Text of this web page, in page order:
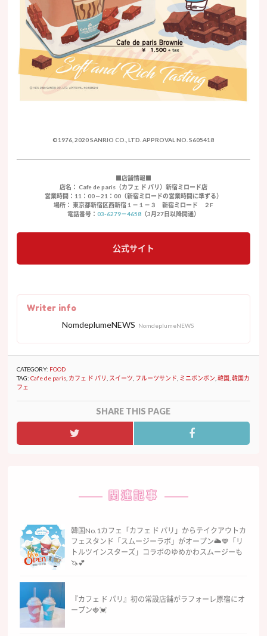
©1976, 2020 SANRIO CO., LTD. APPROVAL NO. S605418
■店舗情報■
店名： Cafe de paris（カフェ ド パリ）新宿ミロード店
営業時間：11：00～21：00（新宿ミロードの営業時間に準ずる）
場所： 東京都新宿区西新宿１－１－３ 新宿ミロード ２F
電話番号： 03-6279－4658（3月27日以降開通）
公式サイト
Writer info
NomdeplumeNEWS NomdeplumeNEWS
CATEGORY: FOOD
TAG: Cafe de paris カフェ ド パリ スイーツ フルーツサンド ミニボンボン ,韓国 ,韓国カ
フェ
SHARE THIS PAGE
関連記事
韓国No.1カフェ「カフェ ド パリ」からテイクアウトカ
フェスタンド「スムージーラボ」がオープン🌥💙「リ
トルツインスターズ」コラボのゆめかわスムージーも
🦄💕
『カフェ ド パリ』初の常設店舗がラフォーレ原宿にオ
ープン🍓💓